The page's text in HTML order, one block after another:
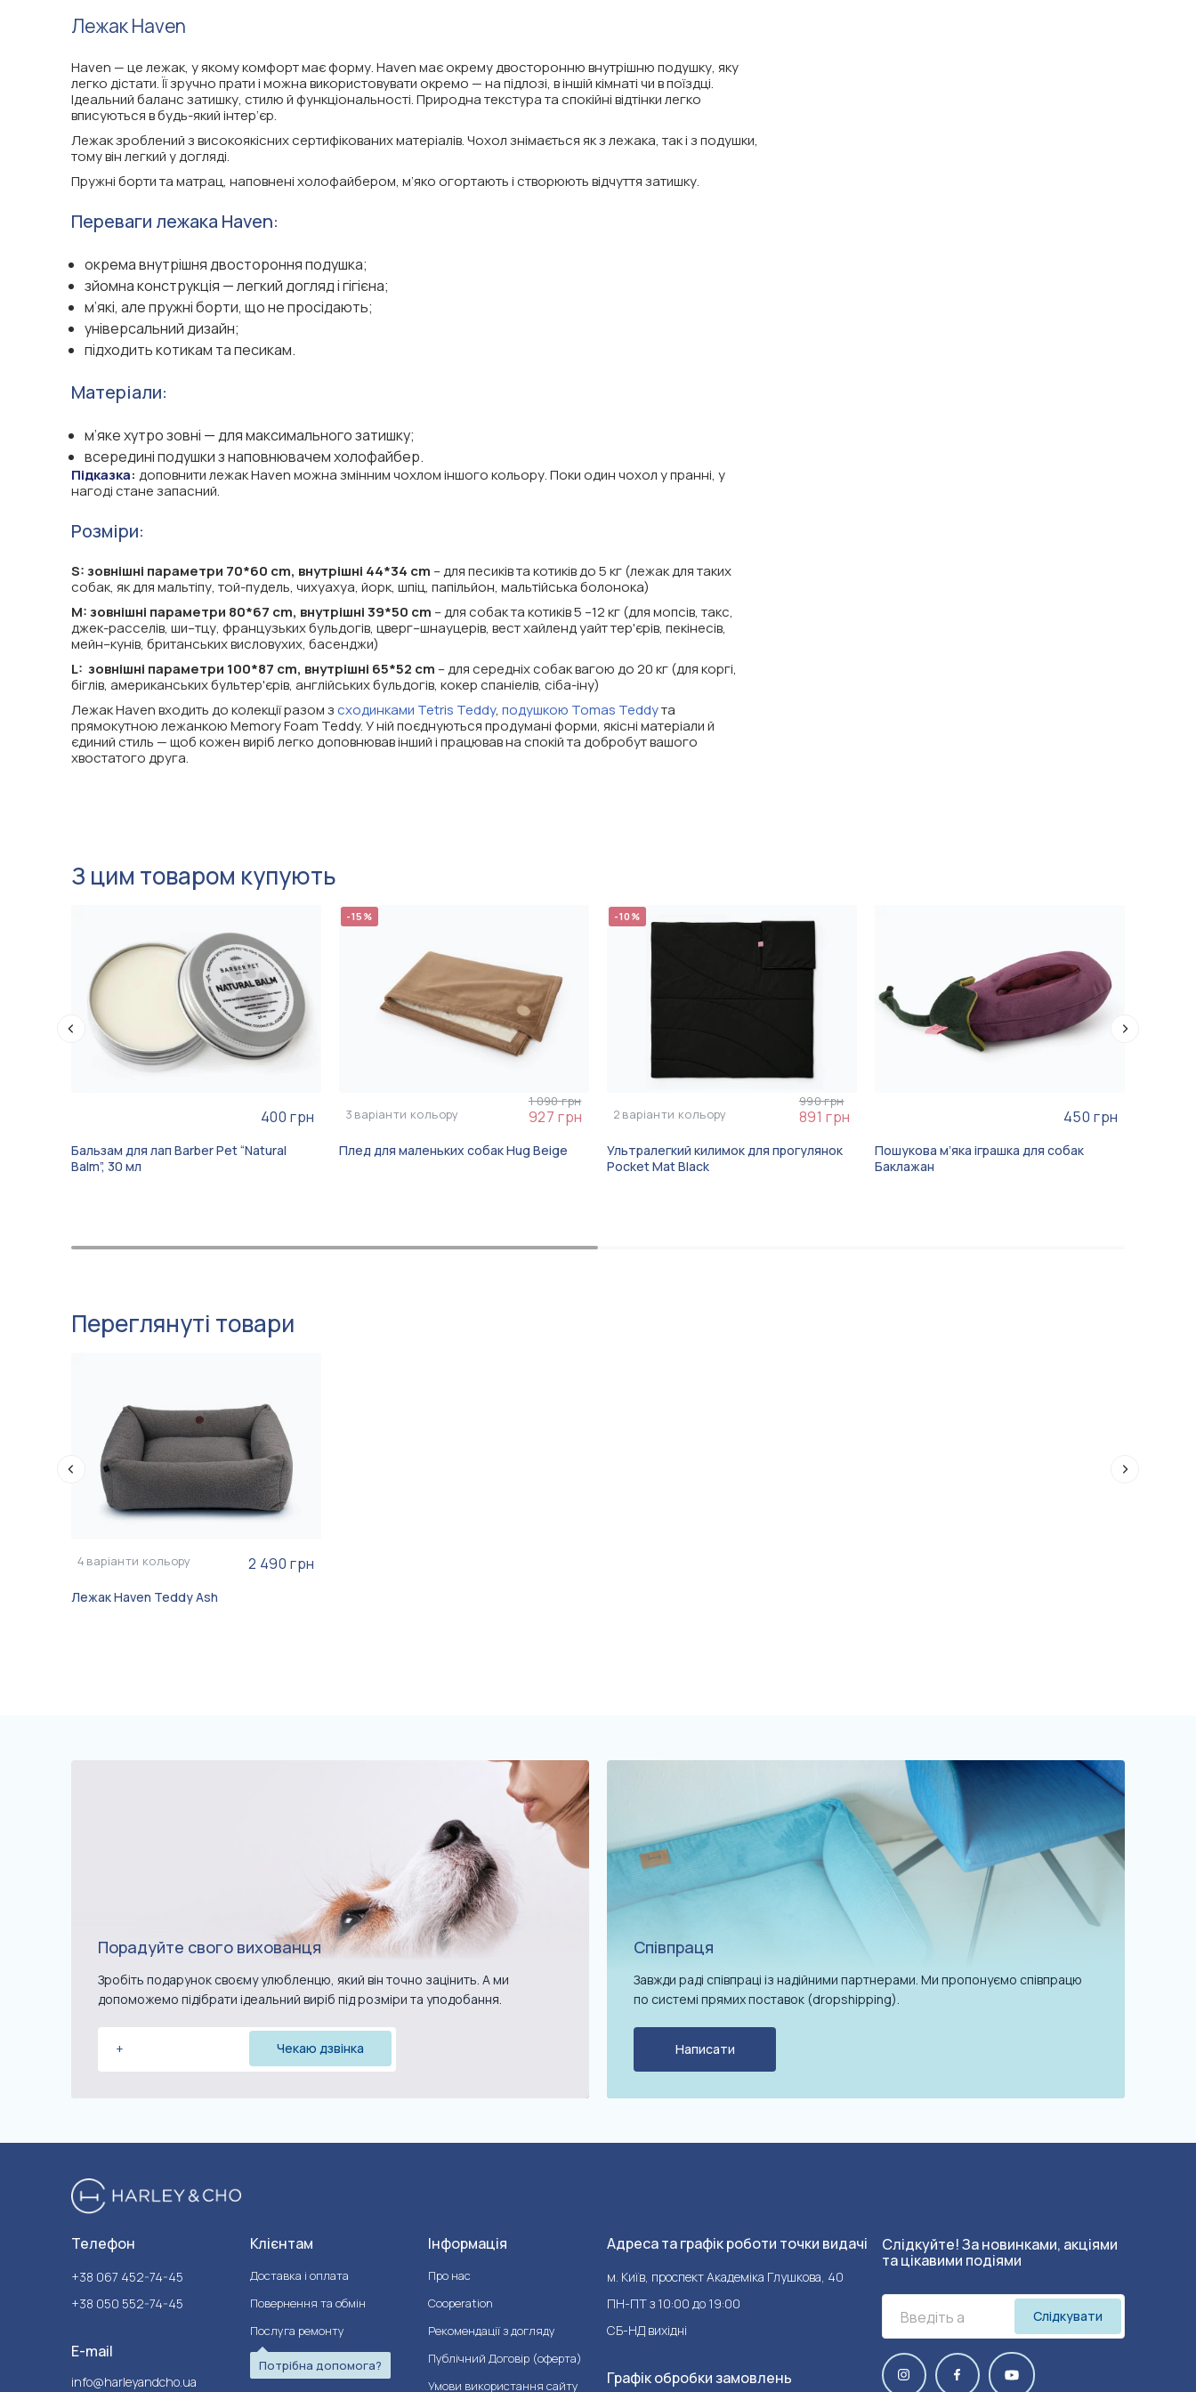
Лежак Haven
Haven — це лежак, у якому комфорт має форму. Haven має окрему двосторонню внутрішню подушку, яку
легко дістати. Її зручно прати і можна використовувати окремо — на підлозі, в іншій кімнаті чи в поїздці.
Ідеальний баланс затишку, стилю й функціональності. Природна текстура та спокійні відтінки легко
вписуються в будь-який інтер’єр.
Лежак зроблений з високоякісних сертифікованих матеріалів. Чохол знімається як з лежака, так і з подушки,
тому він легкий у догляді.
Пружні борти та матрац, наповнені холофайбером, м’яко огортають і створюють відчуття затишку.
Переваги лежака Haven:
окрема внутрішня двостороння подушка;
зйомна конструкція — легкий догляд і гігієна;
м’які, але пружні борти, що не просідають;
універсальний дизайн;
підходить котикам та песикам.
Матеріали:
м’яке хутро зовні — для максимального затишку;
всередині подушки з наповнювачем холофайбер.
Підказка: доповнити лежак Haven можна змінним чохлом іншого кольору. Поки один чохол у пранні, у
нагоді стане запасний.
Розміри:
S: зовнішні параметри 70*60 cm, внутрішні 44*34 cm – для песиків та котиків до 5 кг (лежак для таких
собак, як для мальтіпу, той-пудель, чихуахуа, йорк, шпіц, папільйон, мальтійська болонока)
M: зовнішні параметри 80*67 cm, внутрішні 39*50 cm – для собак та котиків 5 –12 кг (для мопсів, такс,
джек-расселів, ши–тцу, французьких бульдогів, цверг–шнауцерів, вест хайленд уайт тер'єрів, пекінесів,
мейн–кунів, британських висловухих, басенджи)
L: зовнішні параметри 100*87 cm, внутрішні 65*52 cm – для середніх собак вагою до 20 кг (для коргі,
біглів, американських бультер'єрів, англійських бульдогів, кокер спаніелів, сіба-іну)
Лежак Haven входить до колекції разом зсходинками Tetris Teddy, подушкою Tomas Teddyта
прямокутною лежанкою Memory Foam Teddy. У ній поєднуються продумані форми, якісні матеріали й
єдиний стиль — щоб кожен виріб легко доповнював інший і працював на спокій та добробут вашого
хвостатого друга.
З цим товаром купують
400 грн
Бальзам для лап Barber Pet “Natural
Balm”, 30 мл
-15%
3 варіанти кольору
1 090 грн
927 грн
Плед для маленьких собак Hug Beige
-10%
2 варіанти кольору
990 грн
891 грн
Ультралегкий килимок для прогулянок
Pocket Mat Black
450 грн
Пошукова мʼяка іграшка для собак
Баклажан
Переглянуті товари
4 варіанти кольору 2 490 грн
Лежак Haven Teddy Ash
Порадуйте свого вихованця
Зробіть подарунок своєму улюбленцю, який він точно зацінить. А ми
допоможемо підібрати ідеальний виріб під розміри та уподобання.
Співпраця
Завжди раді співпраці із надійними партнерами. Ми пропонуємо співпрацю
по системі прямих поставок (dropshipping).
Написати
Телефон
+38 067 452-74-45
+38 050 552-74-45
E-mail
info@harleyandcho.ua
Клієнтам
Доставка і оплата
Повернення та обмін
Послуга ремонту
Потрібна допомога?
Інформація
Про нас
Cooperation
Рекомендації з догляду
Публічний Договір (оферта)
Умови використання сайту
Адреса та графік роботи точки видачі
м. Київ, проспект Академіка Глушкова, 40
ПН-ПТ з 10:00 до 19:00
СБ-НД вихідні
Графік обробки замовлень
Слідкуйте! За новинками, акціями
та цікавими подіями
Слідкувати